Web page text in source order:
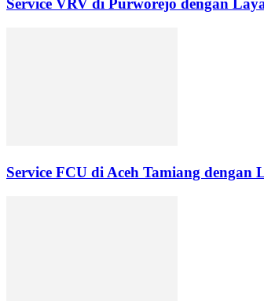
Service VRV di Purworejo dengan
Service FCU di Aceh Tamiang